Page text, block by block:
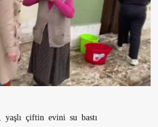
yaşlı çiftin evini su bastı